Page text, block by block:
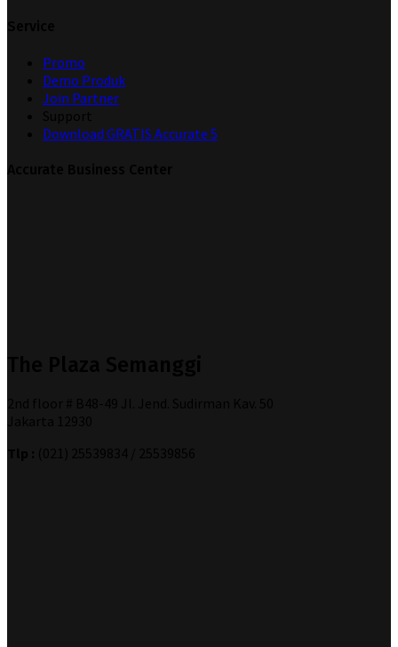
Promo
Demo Produk
Join Partner
Download GRATIS Accurate 5